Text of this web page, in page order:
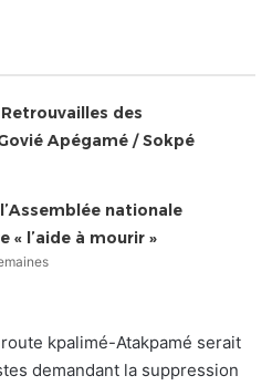
des
Apégamé / Sokpé
nationale
« l’aide à mourir »
kpalimé-Atakpamé serait
demandant la suppression